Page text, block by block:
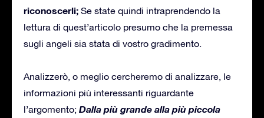
riconoscerli; Se state quindi intraprendendo la
lettura di quest’articolo presumo che la premessa
sugli angeli sia stata di vostro gradimento.
Analizzerò, o meglio cercheremo di analizzare, le
informazioni più interessanti riguardante
l’argomento; Dalla più grande alla più piccola